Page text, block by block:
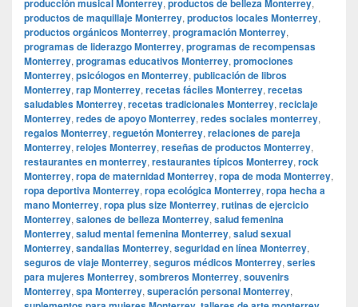
producción musical Monterrey, productos de belleza Monterrey,
productos de maquillaje Monterrey, productos locales Monterrey,
productos orgánicos Monterrey, programación Monterrey,
programas de liderazgo Monterrey, programas de recompensas
Monterrey, programas educativos Monterrey, promociones
Monterrey, psicólogos en Monterrey, publicación de libros
Monterrey, rap Monterrey, recetas fáciles Monterrey, recetas
saludables Monterrey, recetas tradicionales Monterrey, reciclaje
Monterrey, redes de apoyo Monterrey, redes sociales monterrey,
regalos Monterrey, reguetón Monterrey, relaciones de pareja
Monterrey, relojes Monterrey, reseñas de productos Monterrey,
restaurantes en monterrey, restaurantes típicos Monterrey, rock
Monterrey, ropa de maternidad Monterrey, ropa de moda Monterrey,
ropa deportiva Monterrey, ropa ecológica Monterrey, ropa hecha a
mano Monterrey, ropa plus size Monterrey, rutinas de ejercicio
Monterrey, salones de belleza Monterrey, salud femenina
Monterrey, salud mental femenina Monterrey, salud sexual
Monterrey, sandalias Monterrey, seguridad en línea Monterrey,
seguros de viaje Monterrey, seguros médicos Monterrey, series
para mujeres Monterrey, sombreros Monterrey, souvenirs
Monterrey, spa Monterrey, superación personal Monterrey,